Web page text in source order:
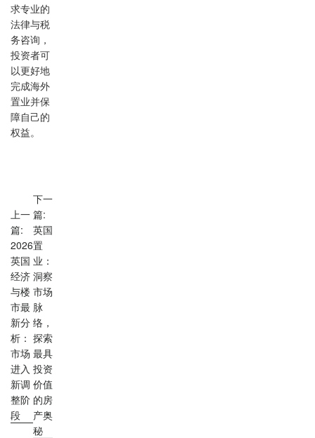
求专业的
法律与税
务咨询，
投资者可
以更好地
完成海外
置业并保
障自己的
权益。
上一
篇:
2026
英国
经济
与楼
市最
新分
析：
市场
进入
新调
整阶
段
下一
篇:
英国
置
业：
洞察
市场
脉
络，
探索
最具
投资
价值
的房
产奥
秘